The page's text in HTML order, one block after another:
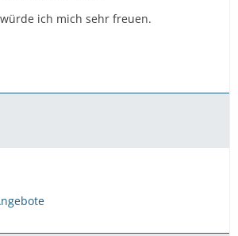
ich mich sehr freuen.